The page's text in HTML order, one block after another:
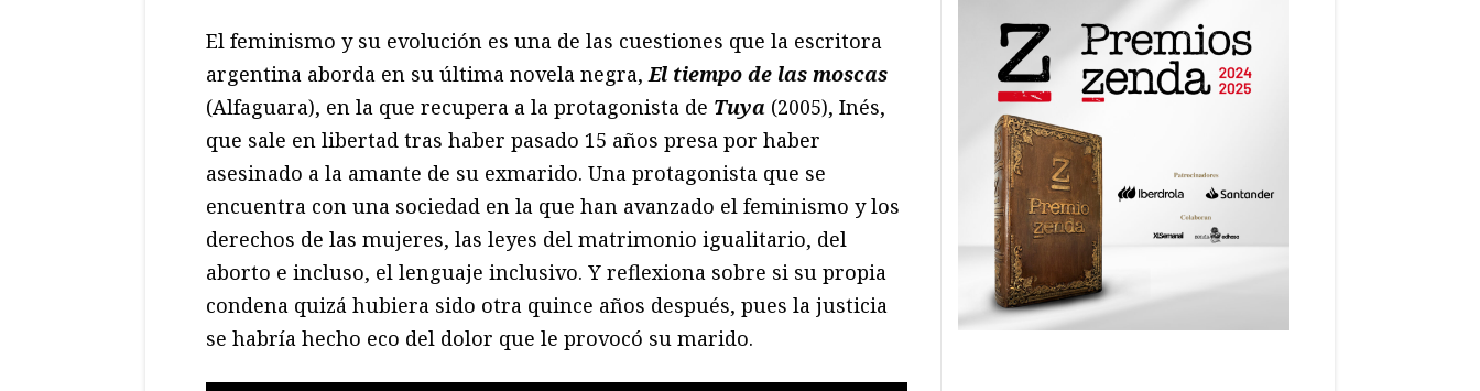
El feminismo y su evolución es una de las cuestiones que la escritora
argentina aborda en su última novela negra,El tiempo de las moscas
(Alfaguara), en la que recupera a la protagonista de Tuya (2005), Inés,
que sale en libertad tras haber pasado 15 años presa por haber
asesinado a la amante de su exmarido. Una protagonista que se
encuentra con una sociedad en la que han avanzado el feminismo y los
derechos de las mujeres, las leyes del matrimonio igualitario, del
aborto e incluso, el lenguaje inclusivo. Y reflexiona sobre si su propia
condena quizá hubiera sido otra quince años después, pues la justicia
se habría hecho eco del dolor que le provocó su marido.